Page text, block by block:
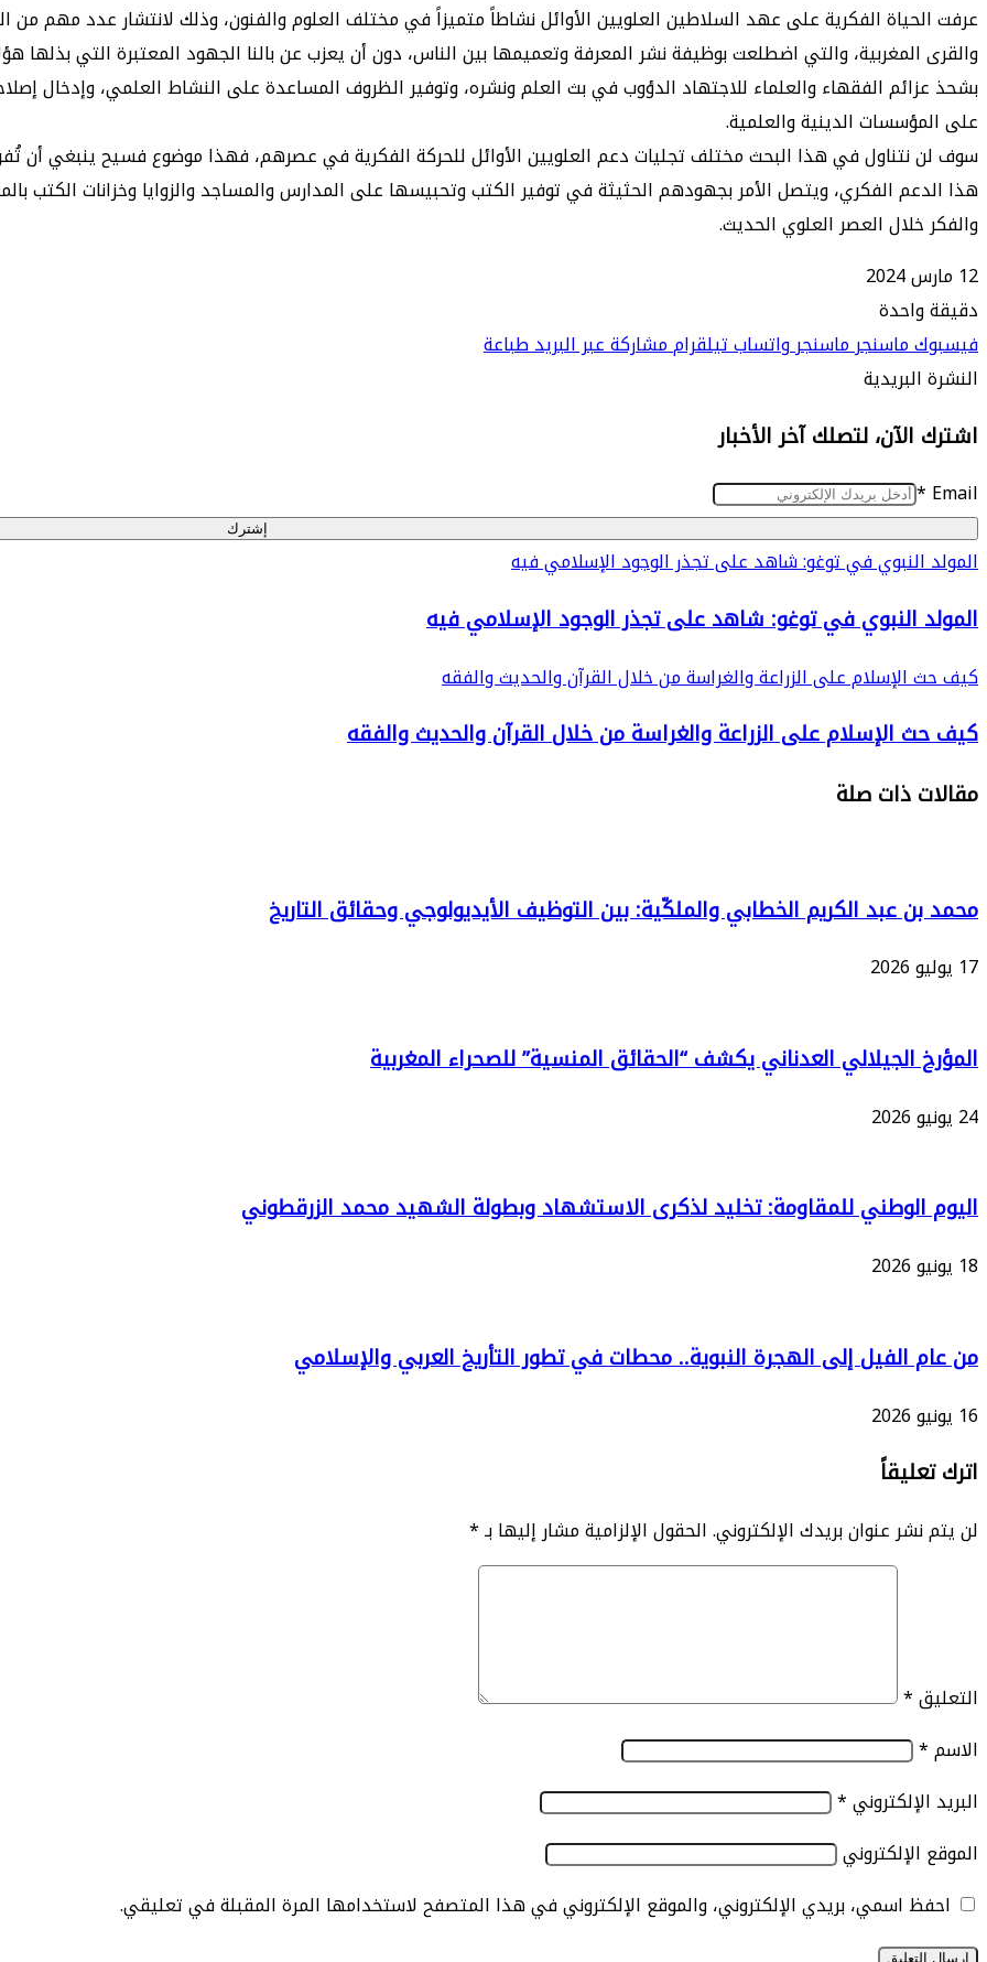
عرفت الحياة الفكرية على عهد السلاطين العلويين الأوائل نشاطاً متميزاً في مختلف العلوم والفنون، وذلك لانتشار عدد مهم
والقرى المغربية، والتي اضطلعت بوظيفة نشر المعرفة وتعميمها بين الناس، دون أن يعزب عن بالنا الجهود المعتبرة التي بذلها
بشحذ عزائم الفقهاء والعلماء للاجتهاد الدؤوب في بث العلم ونشره، وتوفير الظروف المساعدة على النشاط العلمي، وإدخال
على المؤسسات الدينية والعلمية.
سوف لن نتناول في هذا البحث مختلف تجليات دعم العلويين الأوائل للحركة الفكرية في عصرهم، فهذا موضوع فسيح ينبغي أن
هذا الدعم الفكري، ويتصل الأمر بجهودهم الحثيثة في توفير الكتب وتحبيسها على المدارس والمساجد والزوايا وخزانات الكتب
والفكر خلال العصر العلوي الحديث.
12 مارس 2024
دقيقة واحدة
فيسبوكماسنجرماسنجرواتسابتيلقراممشاركة عبر البريدطباعة
النشرة البريدية
اشترك الآن، لتصلك آخر الأخبار
Email
*
إشترك
المولد النبوي في توغو: شاهد على تجذر الوجود الإسلامي فيه
المولد النبوي في توغو: شاهد على تجذر الوجود الإسلامي فيه
كيف حث الإسلام على الزراعة والغراسة من خلال القرآن والحديث والفقه
كيف حث الإسلام على الزراعة والغراسة من خلال القرآن والحديث والفقه
مقالات ذات صلة
محمد بن عبد الكريم الخطابي والملكّية: بين التوظيف الأيديولوجي وحقائق التاريخ
17 يوليو 2026
المؤرخ الجيلالي العدناني يكشف “الحقائق المنسية” للصحراء المغربية
24 يونيو 2026
اليوم الوطني للمقاومة: تخليد لذكرى الاستشهاد وبطولة الشهيد محمد الزرقطوني
18 يونيو 2026
من عام الفيل إلى الهجرة النبوية.. محطات في تطور التأريخ العربي والإسلامي
16 يونيو 2026
اترك تعليقاً
لن يتم نشر عنوان بريدك الإلكتروني.الحقول الإلزامية مشار إليها بـ*
التعليق*
الاسم*
البريد الإلكتروني*
الموقع الإلكتروني
احفظ اسمي، بريدي الإلكتروني، والموقع الإلكتروني في هذا المتصفح لاستخدامها المرة المقبلة في تعليقي.